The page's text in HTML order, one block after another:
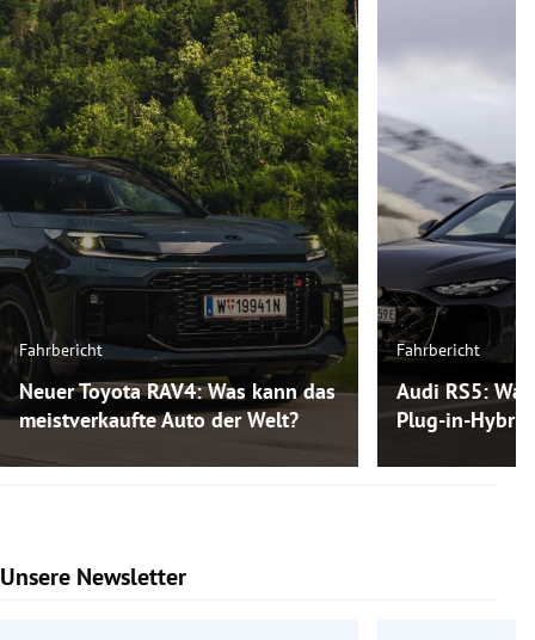
Fahrbericht
Neuer Toyota RAV4: Was kann das
meistverkaufte Auto der Welt?
Fahrbericht
Audi RS5:
Plug-in-
Unsere Newsletter
Slide 1 von 9